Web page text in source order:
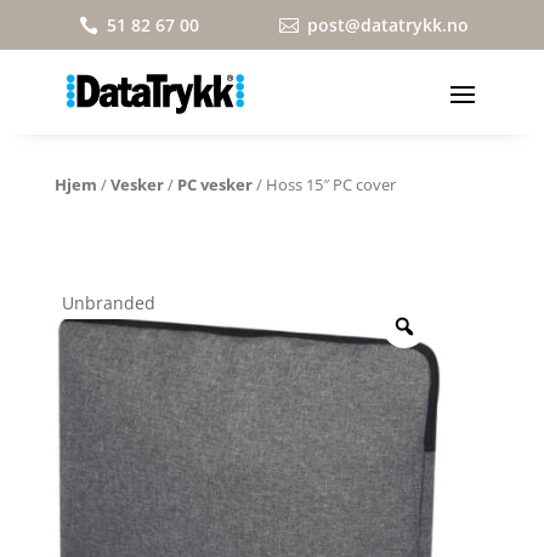
 51 82 67 00  post@datatrykk.no
Hjem /Vesker/ PC vesker/ Hoss 15″ PC cover
Unbranded